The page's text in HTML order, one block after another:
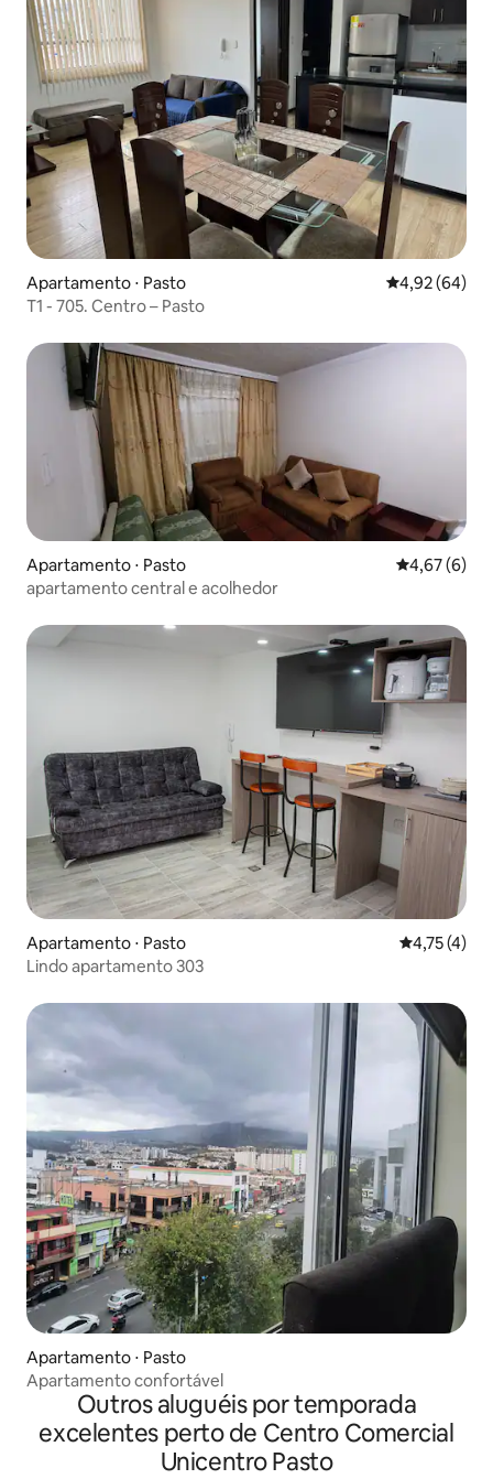
Apartamento ⋅ Pasto 4,92 de uma
4,92 (64)
T1 - 705. Centro – Pasto
Apartamento ⋅ Pasto 4,67 de uma
4,67 (6)
apartamento central e acolhedor
Apartamento ⋅ Pasto 4,75 de
4,75 (4)
Lindo apartamento 303
Apartamento ⋅ Pasto
Apartamento confortável
Outros aluguéis por temporada
excelentes perto de Centro Comercial
Unicentro Pasto